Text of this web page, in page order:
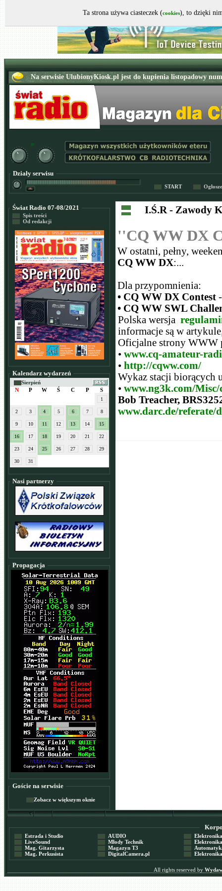
Działy serwisu
START
Świat Radio 07-08/2021
Spis treści
Od redakcji
Kalendarz wydarzeń
Sierpień
N
P W Ś C P S
1
2 3 4 5 6 7 8
9 10 11 12 13 14 15
16 17 18 19 20 21 22
23 24 25 26 27 28 29
30 31
Nasi partnerzy
Propagacja
Goście na serwisie
Zobacz w większym oknie
I.Ś.R - Zawody
''CQ WW DX
W ostatni, pełny,
CQ WW DX:...
Dla przypomnienia:
• CQ WW DX Contest
• CQ WW SWL
Polska wersja
informacje są w
Oficjalne strony WWW
• www.cq-amateur-
• http://cqww.com/
Wykaz stacji biorących
• www.ng3k.com/
Bob Treacher,
www.darc.de/
Estrada i Studio
LiveSound
Mag. Gitarzysta
Mag. Perkusista
AUDIO
Młody Technik
Magazyn T3
DigitalCamera.pl
Elektronika
Elektronika
Automatyka
Elektronika
All rights reserved by
Ta strona używa ciasteczek (cookies), to dzięki